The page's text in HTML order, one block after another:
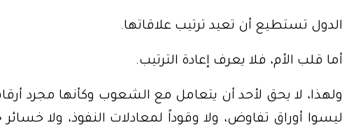
الدول تستطيع أن تعيد ترتيب علاقاتها.
أما قلب الأم، فلا يعرف إعادة الترتيب.
ولهذا، لا يحق لأحد أن يتعامل مع الشعوب وكأنها مجرد
ليسوا أوراق تفاوض، ولا وقوداً لمعادلات النفوذ، ولا